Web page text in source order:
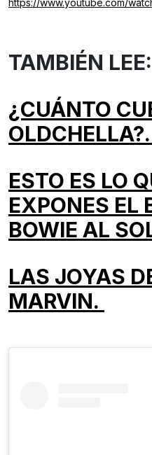
TAMBIÉN LEE:
¿CUÁNTO
OLDCHELLA?.
ESTO ES LO
EXPONES EL
BOWIE AL
LAS JOYAS
MARVIN.